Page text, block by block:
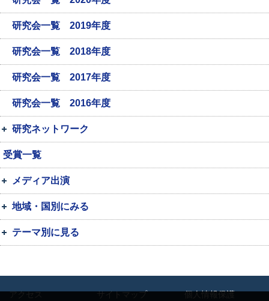
研究会一覧 2019年度
研究会一覧 2018年度
研究会一覧 2017年度
研究会一覧 2016年度
研究ネットワーク
受賞一覧
メディア出演
地域・国別にみる
テーマ別に見る
アクセス サイトマップ 個人情報保護